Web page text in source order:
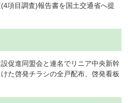
項目調査)報告書を国土交通省へ提
促進同盟会と連名でリニア中央新幹
た啓発チラシの全戸配布、啓発看板